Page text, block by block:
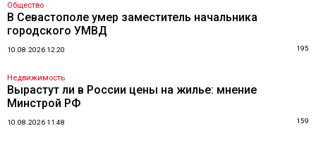
Общество
В Севастополе умер заместитель начальника
городского УМВД
10.08.2026 12:20 195
Недвижимость
Вырастут ли в России цены на жилье: мнение
Минстрой РФ
10.08.2026 11:48 159